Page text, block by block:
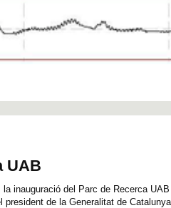
UAB
inauguració del Parc de Recerca UAB
de la Generalitat de Catalunya,